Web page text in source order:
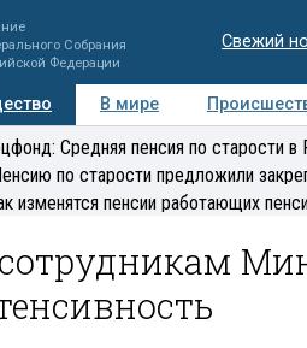
Собрания
Федерации
Свежий
В мире
Регионы Медиацентр
Средняя пенсия по старости
по старости предложили
изменятся пенсии работающих